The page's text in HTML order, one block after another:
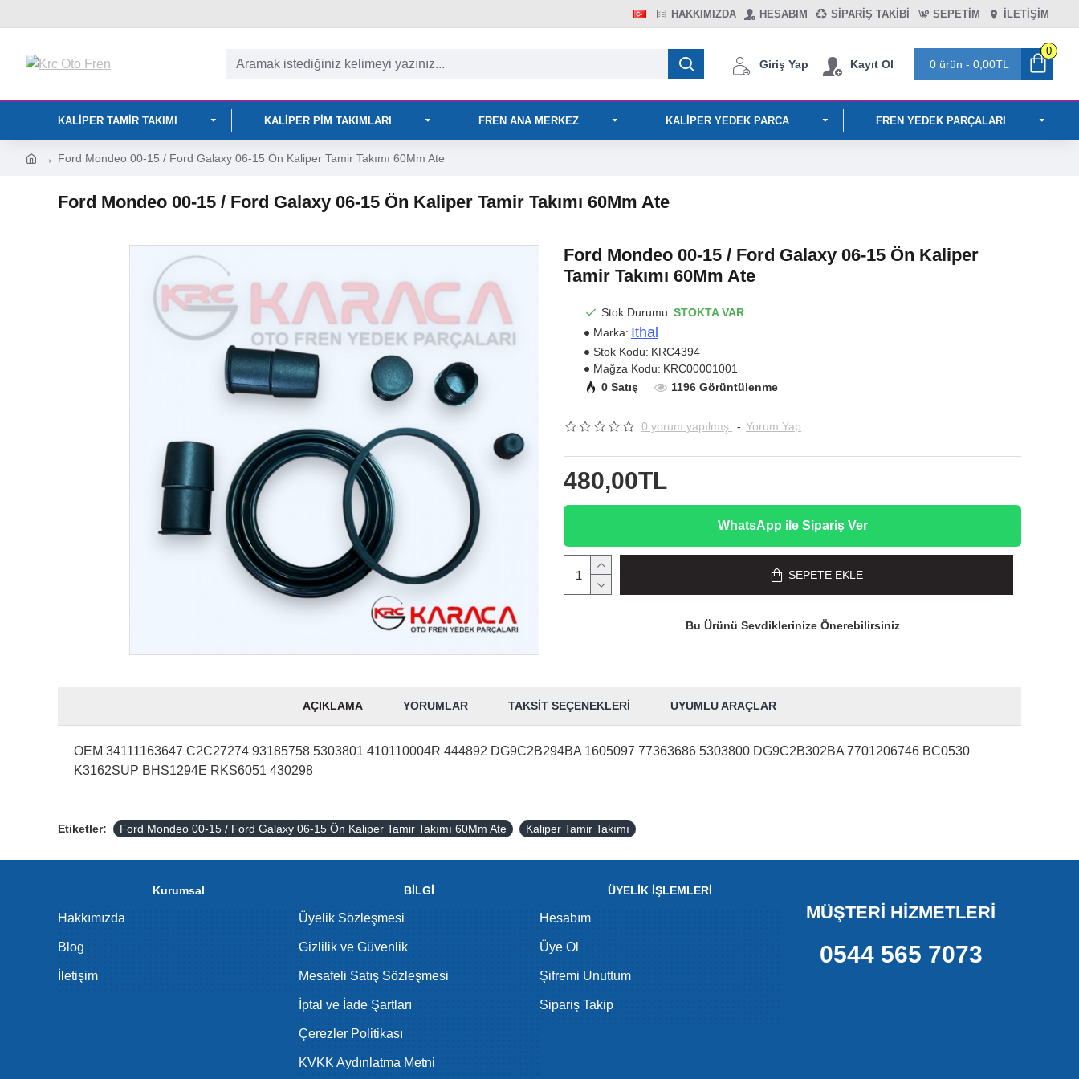
HAKKIMIZDA HESABIM SIPARIŞ TAKIBI SEPETIM İLETİŞİM
Giriş Yap Kayıt Ol 0 ürün - 0,00TL
0
KALIPER TAMIR TAKIMI KALIPER PIM TAKIMLARI FREN ANA MERKEZ KALIPER YEDEK PARCA FREN YEDEK PARÇALARI
Ford Mondeo 00-15 / Ford Galaxy 06-15 Ön Kaliper Tamir Takımı 60Mm Ate
Ford Mondeo 00-15 / Ford Galaxy 06-15 Ön Kaliper Tamir Takımı 60Mm Ate
Ford Mondeo 00-15 / Ford Galaxy 06-15 Ön Kaliper
Tamir Takımı 60Mm Ate
Stok Durumu: STOKTA VAR
Marka: Ithal
Stok Kodu: KRC4394
Mağza Kodu: KRC00001001
0 Satış
1196 Görüntülenme
0 yorum yapılmış. - Yorum Yap
480,00TL
WhatsApp ile Sipariş Ver
SEPETE EKLE
Bu Ürünü Sevdiklerinize Önerebilirsiniz
AÇIKLAMA YORUMLAR TAKSIT SEÇENEKLERI UYUMLU ARAÇLAR
OEM 34111163647 C2C27274 93185758 5303801 410110004R 444892 DG9C2B294BA 1605097 77363686 5303800 DG9C2B302BA 7701206746 BC0530
K3162SUP BHS1294E RKS6051 430298
Etiketler: Ford Mondeo 00-15 / Ford Galaxy 06-15 Ön Kaliper Tamir Takımı 60Mm Ate Kaliper Tamir Takımı
Kurumsal
Hakkımızda
Blog
İletişim
BİLGİ
Üyelik Sözleşmesi
Gizlilik ve Güvenlik
Mesafeli Satış Sözleşmesi
İptal ve İade Şartları
Çerezler Politikası
KVKK Aydınlatma Metni
ÜYELİK İŞLEMLERİ
Hesabım
Üye Ol
Şifremi Unuttum
Sipariş Takip
MÜŞTERİ HİZMETLERİ
0544 565 7073